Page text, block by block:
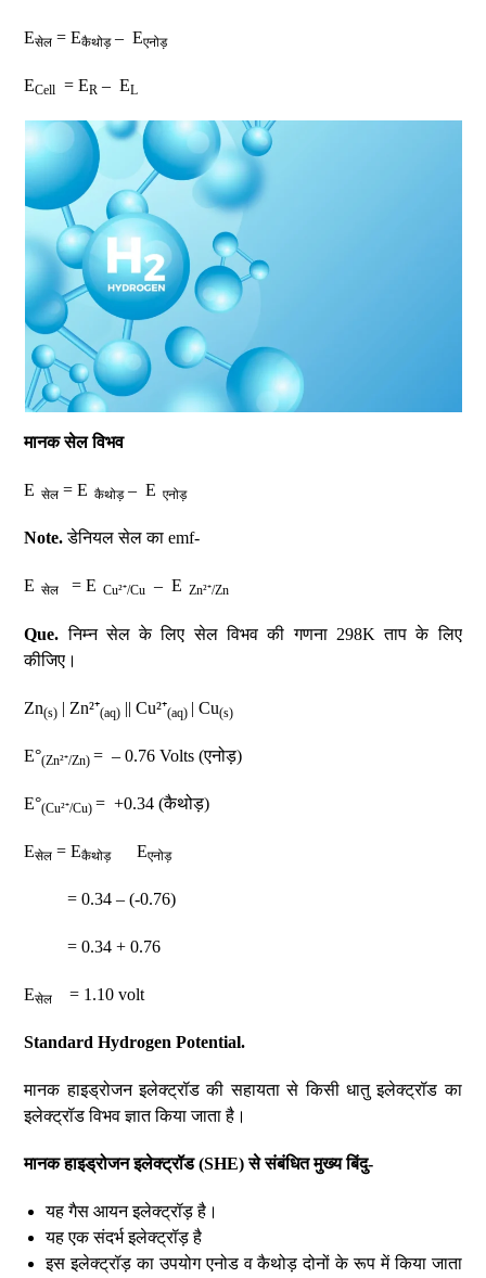
Eसेल = Eकैथोड़– Eएनोड़
ECell = ER – EL
मानक सेल विभव
E सेल = E कैथोड़– E एनोड़
Note.डेनियल सेल का emf-
E सेल = E Cu²⁺/Cu – E Zn²⁺/Zn
Que. निम्न सेल के लिए सेल विभव की गणना 298K ताप के लिए
कीजिए।
Zn(s) | Zn²⁺(aq) || Cu²⁺(aq) | Cu(s)
E°(Zn²⁺/Zn)= – 0.76 Volts (एनोड़)
E°(Cu²⁺/Cu)= +0.34 (कैथोड़)
Eसेल = Eकैथोड़ Eएनोड़
= 0.34 – (-0.76)
= 0.34 + 0.76
Eसेल = 1.10 volt
Standard Hydrogen Potential.
मानक हाइड्रोजन इलेक्ट्रॉड की सहायता से किसी धातु इलेक्ट्रॉड का
इलेक्ट्रॉड विभव ज्ञात किया जाता है।
मानक हाइड्रोजन इलेक्ट्रॉड (SHE) से संबंधित मुख्य बिंदु-
यह गैस आयन इलेक्ट्रॉड़ है।
यह एक संदर्भ इलेक्ट्रॉड़ है
इस इलेक्ट्रॉड़ का उपयोग एनोड व कैथोड़ दोनों के रूप में किया जाता